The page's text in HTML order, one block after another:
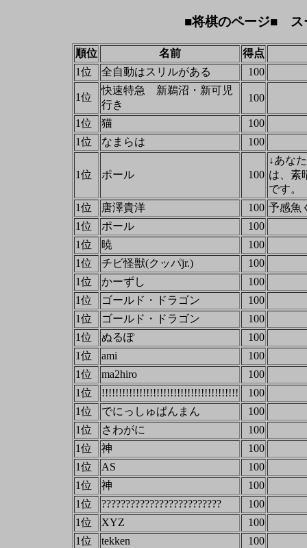
■将棋のページ■ ス
順位 名前
得点
1位
全自動はスリルがある 100
1位
快速特急 新鵜沼・新可児
行き
100
1位 猫
100
1位
なまらは 100
1位 ポール 100
↓あな
は、素
です。
1位
唐澤貴洋 100 予感魚
1位
ポール
100
1位
暁
100
1位
チビ怪獣(クッパjr.)
100
1位
かーずし
100
1位
ゴールド・ドラゴン
100
1位
ゴールド・ドラゴン
100
1位
ぬるぽ
100
1位
ami
100
1位
ma2hiro
100
1位
!!!!!!!!!!!!!!!!!!!!!!!!!!!!!!!!!!!!!!!!
100
1位
でにっしゅぱんまん
100
1位
さわがに
100
1位
神
100
1位
AS
100
1位
神
100
1位
?????????????????????????
100
1位
XYZ
100
1位
tekken
100